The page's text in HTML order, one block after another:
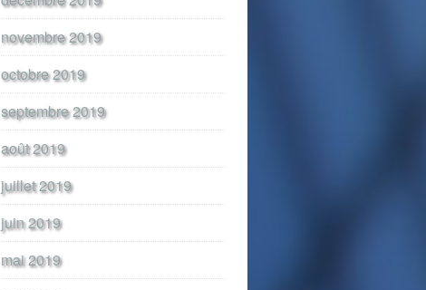
novembre 2019
octobre 2019
septembre 2019
août 2019
juillet 2019
juin 2019
mai 2019